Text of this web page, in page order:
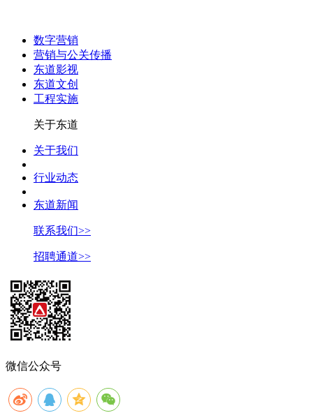
数字营销
营销与公关传播
东道影视
东道文创
工程实施
关于东道
关于我们
行业动态
东道新闻
联系我们>>
招聘通道>>
微信公众号